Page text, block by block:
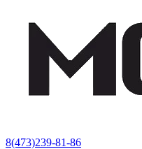
8(473)239-81-86